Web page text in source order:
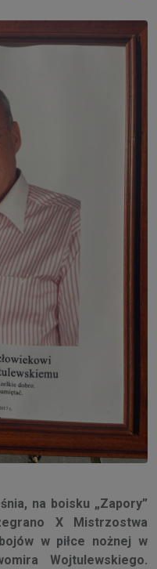
na boisku „Zapory”
X Mistrzostwa
w piłce nożnej w
Wojtulewskiego.